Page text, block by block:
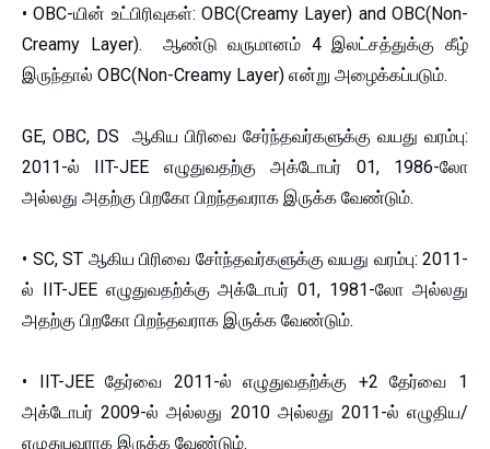
• OBC-யின் உட்பிரிவுகள்: OBC(Creamy Layer) and OBC(Non-
Creamy Layer). ஆண்டு வருமானம் 4 இலட்சத்துக்கு கீழ்
இருந்தால் OBC(Non-Creamy Layer) என்று அழைக்கப்படும்.
GE, OBC, DS ஆகிய பிரிவை சேர்ந்தவர்களுக்கு வயது வரம்பு:
2011-ல் IIT-JEE எழுதுவதற்கு அக்டோபர் 01, 1986-லோ
அல்லது அதற்கு பிறகோ பிறந்தவராக இருக்க வேண்டும்.
• SC, ST ஆகிய பிரிவை சோ்ந்தவர்களுக்கு வயது வரம்பு: 2011-
ல் IIT-JEE எழுதுவதற்க்கு அக்டோபர் 01, 1981-லோ அல்லது
அதற்கு பிறகோ பிறந்தவராக இருக்க வேண்டும்.
• IIT-JEE தேர்வை 2011-ல் எழுதுவதற்க்கு +2 தேர்வை 1
அக்டோபர் 2009-ல் அல்லது 2010 அல்லது 2011-ல் எழுதிய/
எழுதுபவராக இருக்க வேண்டும்.